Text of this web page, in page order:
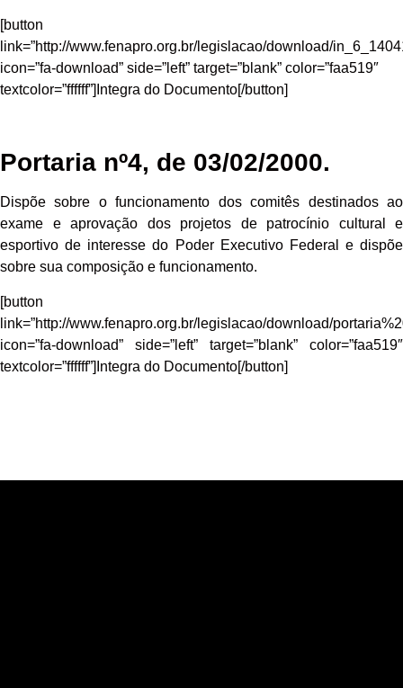
[button
link=”http://www.fenapro.org.br/legislacao/download/
icon=”fa-download” side=”left” target=”blank” color=”faa519″
textcolor=”ffffff”]Integra do Documento[/button]
Portaria nº4, de 03/02/2000.
Dispõe sobre o funcionamento dos comitês destinados ao
exame e aprovação dos projetos de patrocínio cultural e
esportivo de interesse do Poder Executivo Federal e dispõe
sobre sua composição e funcionamento.
[button
link=”http://www.fenapro.org.br/legislacao/download/
icon=”fa-download” side=”left” target=”blank” color=”faa519″
textcolor=”ffffff”]Integra do Documento[/button]